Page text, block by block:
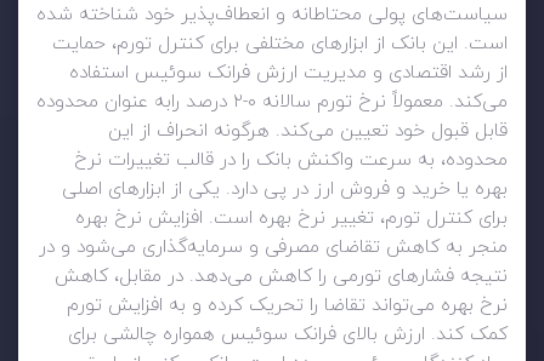
سیاست‌های پولی محتاطانه و انعطاف‌پذیر خود شناخته شده
است. این بانک از ابزارهای مختلفی برای کنترل تورم، حمایت
از رشد اقتصادی و مدیریت ارزش فرانک سوئیس استفاده
می‌کند. معمولاً نرخ تورم سالانه ۰-۲ درصد رابه عنوان محدوده
قابل قبول خود تعیین می‌کند. هرگونه انحراف از این
محدوده، به سرعت واکنش بانک را در قالب تغییرات نرخ
بهره یا خرید و فروش ارز در پی دارد. یکی از ابزارهای اصلی
برای کنترل تورم، تغییر نرخ بهره است. افزایش نرخ بهره
منجر به کاهش تقاضای مصرفی و سرمایه‌گذاری می‌شود و در
نتیجه فشارهای تورمی را کاهش می‌دهد. در مقابل، کاهش
نرخ بهره می‌تواند تقاضا را تحریک کرده و به افزایش تورم
کمک کند. ارزش بالای فرانک سوئیس همواره چالشی برای